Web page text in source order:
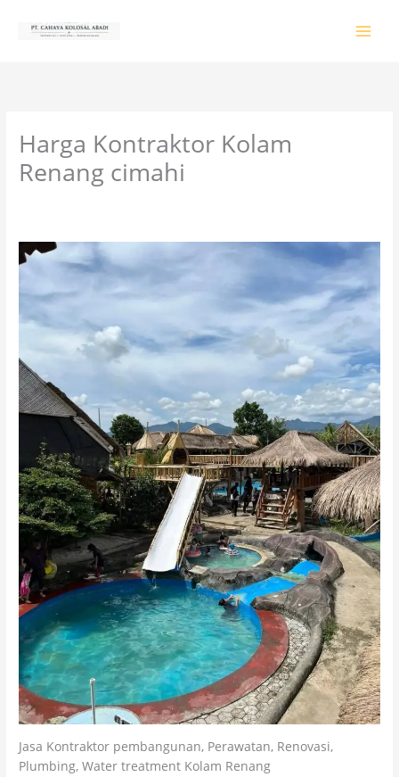
Harga Kontraktor Kolam
Renang cimahi
Jasa Kontraktor pembangunan, Perawatan, Renovasi,
Plumbing, Water treatment Kolam Renang